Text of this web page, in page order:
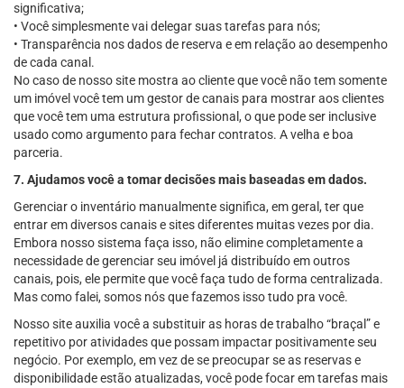
significativa;
• Você simplesmente vai delegar suas tarefas para nós;
• Transparência nos dados de reserva e em relação ao desempenho
de cada canal.
No caso de nosso site mostra ao cliente que você não tem somente
um imóvel você tem um gestor de canais para mostrar aos clientes
que você tem uma estrutura profissional, o que pode ser inclusive
usado como argumento para fechar contratos. A velha e boa
parceria.
7. Ajudamos você a tomar decisões mais baseadas em dados.
Gerenciar o inventário manualmente significa, em geral, ter que
entrar em diversos canais e sites diferentes muitas vezes por dia.
Embora nosso sistema faça isso, não elimine completamente a
necessidade de gerenciar seu imóvel já distribuído em outros
canais, pois, ele permite que você faça tudo de forma centralizada.
Mas como falei, somos nós que fazemos isso tudo pra você.
Nosso site auxilia você a substituir as horas de trabalho “braçal” e
repetitivo por atividades que possam impactar positivamente seu
negócio. Por exemplo, em vez de se preocupar se as reservas e
disponibilidade estão atualizadas, você pode focar em tarefas mais